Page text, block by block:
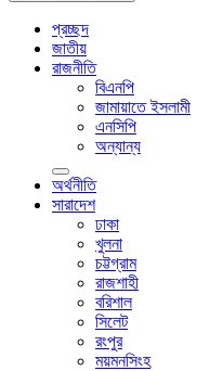
প্রচ্ছদ
জাতীয়
রাজনীতি
বিএনপি
জামায়াতে ইসলামী
এনসিপি
অন্যান্য
অর্থনীতি
সারাদেশ
ঢাকা
খুলনা
চট্টগ্রাম
রাজশাহী
বরিশাল
সিলেট
রংপুর
ময়মনসিংহ